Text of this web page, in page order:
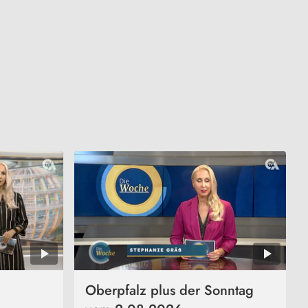
Oberpfalz plus der Sonntag